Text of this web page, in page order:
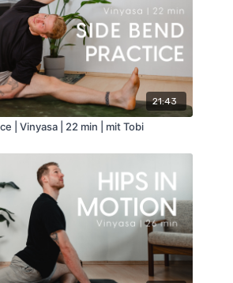
21:43
| Vinyasa | 22 min | mit Tobi